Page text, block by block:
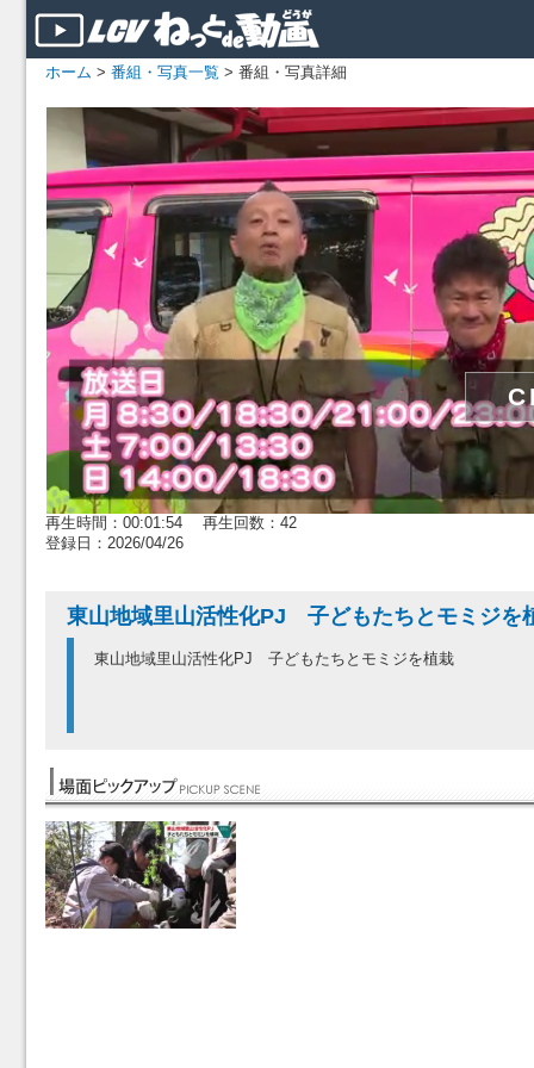
ホーム > 番組・写真一覧 > 番組・写真詳細
再生時間：00:01:54 再生回数：42
登録日：2026/04/26
東山地域里山活性化PJ 子どもたちとモミジを
東山地域里山活性化PJ 子どもたちとモミジを植栽